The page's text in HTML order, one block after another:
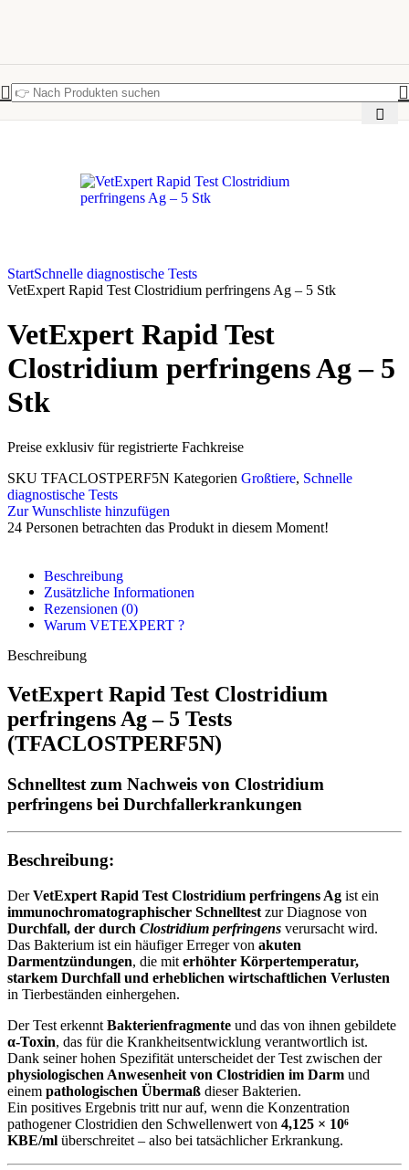
StartSchnelle diagnostische Tests
VetExpert Rapid Test Clostridium perfringens Ag – 5 Stk
VetExpert Rapid Test
Clostridium perfringens Ag – 5
Stk
Preise exklusiv für registrierte Fachkreise
SKU TFACLOSTPERF5N Kategorien Großtiere, Schnelle
diagnostische Tests
Zur Wunschliste hinzufügen
24 Personen betrachten das Produkt in diesem Moment!
Beschreibung
Zusätzliche Informationen
Rezensionen (0)
Warum VETEXPERT ?
Beschreibung
VetExpert Rapid Test Clostridium
perfringens Ag – 5 Tests
(TFACLOSTPERF5N)
Schnelltest zum Nachweis von Clostridium
perfringens bei Durchfallerkrankungen
Beschreibung:
DerVetExpert Rapid Test Clostridium perfringens Ag ist ein
immunochromatographischer Schnelltest zur Diagnose von
Durchfall, der durch Clostridium perfringens verursacht wird.
Das Bakterium ist ein häufiger Erreger von akuten
Darmentzündungen, die mit erhöhter Körpertemperatur,
starkem Durchfall und erheblichen wirtschaftlichen Verlusten
in Tierbeständen einhergehen.
Der Test erkennt Bakterienfragmente und das von ihnen gebildete
α-Toxin, das für die Krankheitsentwicklung verantwortlich ist.
Dank seiner hohen Spezifität unterscheidet der Test zwischen der
physiologischen Anwesenheit von Clostridien im Darm und
einem pathologischen Übermaß dieser Bakterien.
Ein positives Ergebnis tritt nur auf, wenn die Konzentration
pathogener Clostridien den Schwellenwert von 4,125 × 10⁶
KBE/ml überschreitet – also bei tatsächlicher Erkrankung.